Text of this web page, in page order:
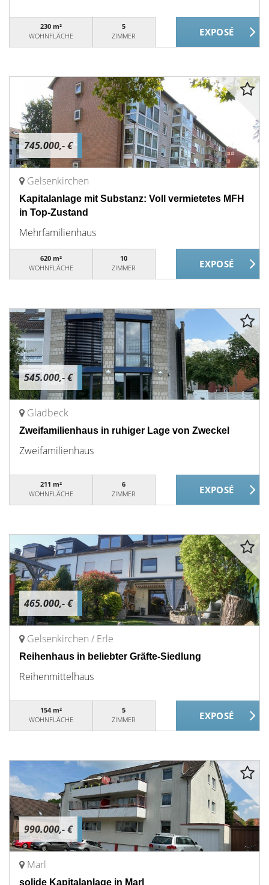
230 m²
WOHNFLÄCHE
5
ZIMMER
745.000,- €
Gelsenkirchen
Kapitalanlage mit Substanz: Voll vermietetes MFH
in Top-Zustand
Mehrfamilienhaus
620 m²
WOHNFLÄCHE
10
ZIMMER
545.000,- €
Gladbeck
Zweifamilienhaus in ruhiger Lage von Zweckel
Zweifamilienhaus
211 m²
WOHNFLÄCHE
6
ZIMMER
465.000,- €
Gelsenkirchen / Erle
Reihenhaus in beliebter Gräfte-Siedlung
Reihenmittelhaus
154 m²
WOHNFLÄCHE
5
ZIMMER
990.000,- €
Marl
solide Kapitalanlage in Marl